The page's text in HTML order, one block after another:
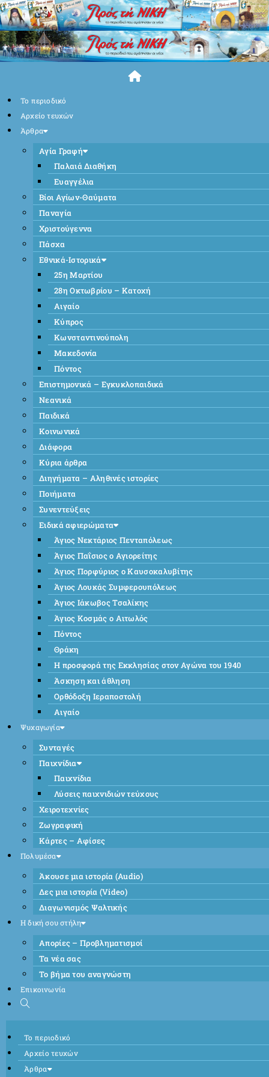
Skip
to
content
Το περιοδικό
Αρχείο τευχών
Άρθρα
Αγία Γραφή
Παλαιά Διαθήκη
Ευαγγέλια
Βίοι Αγίων-Θαύματα
Παναγία
Χριστούγεννα
Πάσχα
Εθνικά-Ιστορικά
25η Μαρτίου
28η Οκτωβρίου – Κατοχή
Αιγαίο
Κύπρος
Κωνσταντινούπολη
Μακεδονία
Πόντος
Επιστημονικά – Εγκυκλοπαιδικά
Νεανικά
Παιδικά
Κοινωνικά
Διάφορα
Κύρια άρθρα
Διηγήματα – Αληθινές ιστορίες
Ποιήματα
Συνεντεύξεις
Ειδικά αφιερώματα
Άγιος Νεκτάριος Πενταπόλεως
Άγιος Παΐσιος ο Αγιορείτης
Άγιος Πορφύριος ο Καυσοκαλυβίτης
Άγιος Λουκάς Συμφερουπόλεως
Άγιος Ιάκωβος Τσαλίκης
Άγιος Κοσμάς ο Αιτωλός
Πόντος
Θράκη
Η προσφορά της Εκκλησίας στον Αγώνα του 1940
Άσκηση και άθληση
Ορθόδοξη Ιεραποστολή
Αιγαίο
Ψυχαγωγία
Συνταγές
Παιχνίδια
Παιχνίδια
Λύσεις παιχνιδιών τεύχους
Χειροτεχνίες
Ζωγραφική
Κάρτες – Αφίσες
Πολυμέσα
Άκουσε μια ιστορία (Audio)
Δες μια ιστορία (Video)
Διαγωνισμός Ψαλτικής
Η δική σου στήλη
Απορίες – Προβληματισμοί
Τα νέα σας
Το βήμα του αναγνώστη
Επικοινωνία
Το περιοδικό
Αρχείο τευχών
Άρθρα